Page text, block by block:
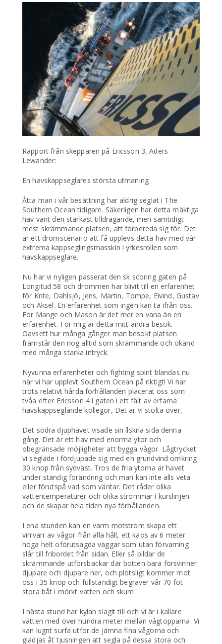
Rapport från skepparen på Ericsson 3, Aders
Lewander:
En havskappseglares största utmaning
Åtta man i vår besättning har aldrig seglat i The
Southern Ocean tidigare. Säkerligen har detta mäktiga
hav varit den starkast tilldragande, men samtidigt
mest skrämmande platsen, att förbereda sig för. Det
är ett drömscenario att få upplevs detta hav med vår
extrema kappseglingsmasskin i yrkesrollen som
havskappseglare.
Nu har vi nyligen passerat den sk scoring gaten på
Longitud 58 och drömmen har blivit till en erfarenhet
för Krite, Dahlsjö, Jens, Martin, Tompe, Eivind, Gustav
och Aksel. En erfarenhet som ingen kan ta ifrån oss.
För Mange och Mason är det mer en vana än en
erfarenhet. För mig är detta mitt andra besök.
Oavsett hur många gånger man besökt platsen
framstår den nog alltid som skrämmande och okänd
med många starka intryck.
Nyvunna erfarenheter och fighting spirit blandas nu
när vi har upplevt Southern Ocean på riktigt! Vi har
trots relativt hårda förhållanden placerat oss som
tvåa efter Ericsson 4 í gaten i ett fält av erfarna
havskappseglande kollegor, Det är vi stolta över,
Det södra djuphavet visade sin ílskna sida denna
gång. Det är ett hav med enorma ytor och
obegränsade möjligheter att bygga vågor. Lågtrycket
vi seglade i fördjupade sig med en grundvind omkring
30 knop från sydväst. Tros de fria ytorna är havet
under ständig förändring och man kan inte alls veta
eller förutspå vad som väntar. Det råder olika
vattentemperaturer och olika strömmar í kurslinjen
och de skapar hela tiden nya förhållanden.
I ena stunden kan en varm motström skapa ett
virrvarr av vågor från alla håll, ett kaos av 6 meter
höga helt oförutsagda väggar som utan förvarning
slår till fribordet från sidan. Eller så bildar de
skrämmande utförsbackar där botten bara försvinner
djupare och djupare ner, och plötsligt kommer mot
oss i 35 knop och fullständigt begraver vår 70 fot
stora båt i mörkt vatten och skum.
I nästa stund har kylan slagit till och vi är i kallare
vatten med över hundra meter mellan vågtopparna. Vi
kan lugnt surfa utför de jämna fina vågorna och
glädjas åt tjusningen att segla på dessa stora och